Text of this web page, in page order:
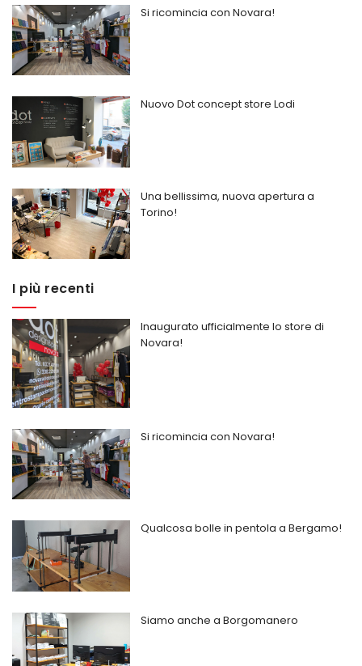
Si ricomincia con Novara!
Nuovo Dot concept store Lodi
Una bellissima, nuova apertura a
Torino!
I più recenti
Inaugurato ufficialmente lo store di
Novara!
Si ricomincia con Novara!
Qualcosa bolle in pentola a Bergamo!
Siamo anche a Borgomanero